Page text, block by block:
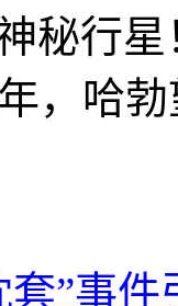
秘行
，哈
套”事